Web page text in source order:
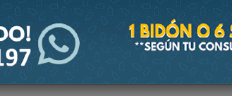
DEPORTES SOCIEDAD NACIONALES